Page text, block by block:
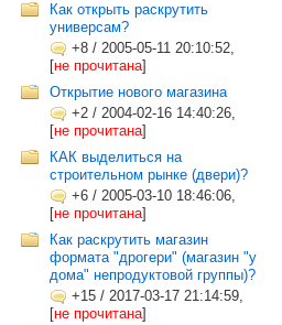
Как открыть раскрутить
универсам?
+8 / 2005-05-11 20:10:52,
[не прочитана]
Открытие нового магазина
+2 / 2004-02-16 14:40:26,
[не прочитана]
КАК выделиться на
строительном рынке (двери)?
+6 / 2005-03-10 18:46:06,
[не прочитана]
Как раскрутить магазин
формата "дрогери" (магазин "у
дома" непродуктовой группы)?
+15 / 2017-03-17 21:14:59,
[не прочитана]